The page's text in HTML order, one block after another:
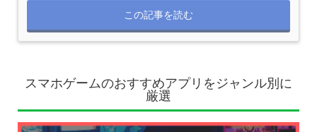
この記事を読む
スマホゲームのおすすめアプリをジャンル別に
厳選